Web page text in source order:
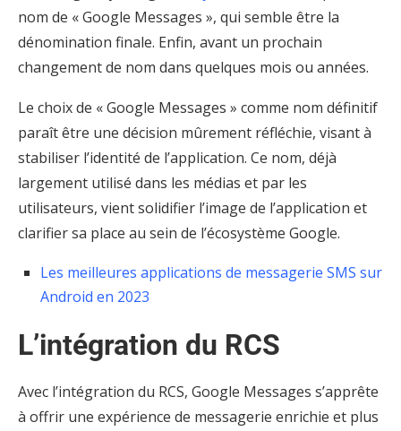
nom de « Google Messages », qui semble être la
dénomination finale. Enfin, avant un prochain
changement de nom dans quelques mois ou années.
Le choix de « Google Messages » comme nom définitif
paraît être une décision mûrement réfléchie, visant à
stabiliser l’identité de l’application. Ce nom, déjà
largement utilisé dans les médias et par les
utilisateurs, vient solidifier l’image de l’application et
clarifier sa place au sein de l’écosystème Google.
Les meilleures applications de messagerie SMS sur
Android en 2023
L’intégration du RCS
Avec l’intégration du RCS, Google Messages s’apprête
à offrir une expérience de messagerie enrichie et plus